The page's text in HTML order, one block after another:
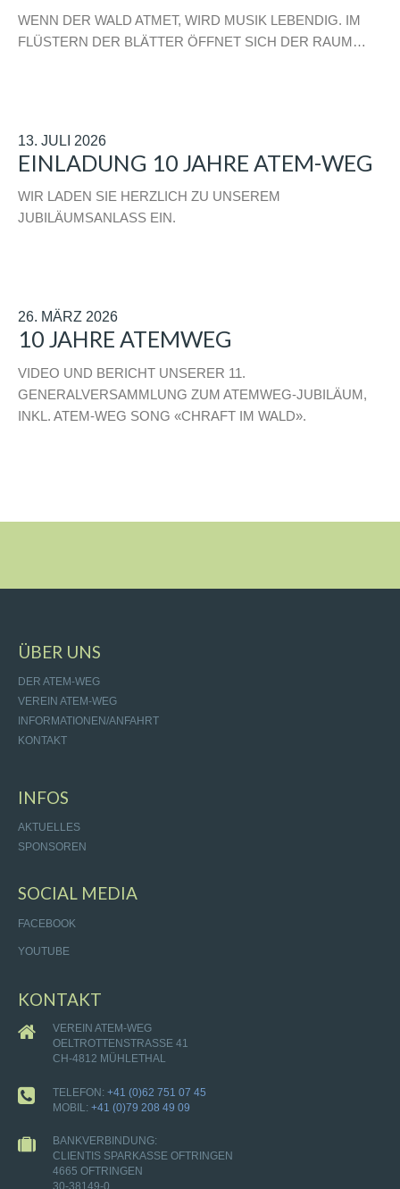
WENN DER WALD ATMET, WIRD MUSIK LEBENDIG. IM
FLÜSTERN DER BLÄTTER ÖFFNET SICH DER RAUM…
13. JULI 2026
EINLADUNG 10 JAHRE ATEM-WEG
WIR LADEN SIE HERZLICH ZU UNSEREM
JUBILÄUMSANLASS EIN.
26. MÄRZ 2026
10 JAHRE ATEMWEG
VIDEO UND BERICHT UNSERER 11.
GENERALVERSAMMLUNG ZUM ATEMWEG-JUBILÄUM,
INKL. ATEM-WEG SONG «CHRAFT IM WALD».
ÜBER UNS
DER ATEM-WEG
VEREIN ATEM-WEG
INFORMATIONEN/ANFAHRT
KONTAKT
INFOS
AKTUELLES
SPONSOREN
SOCIAL MEDIA
FACEBOOK
YOUTUBE
KONTAKT
VEREIN ATEM-WEG
OELTROTTENSTRASSE 41
CH-4812 MÜHLETHAL
TELEFON: +41 (0)62 751 07 45
MOBIL: +41 (0)79 208 49 09
BANKVERBINDUNG:
CLIENTIS SPARKASSE OFTRINGEN
4665 OFTRINGEN
30-38149-0